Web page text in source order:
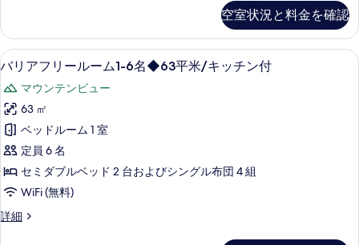
濯・
乾
燥
機
付)
の
す
べ
て
の
機
付)
の
細
ー
ム
5-
6
名
◆84
平
米/
洗
濯・
ル
ー
ム
5-
6
名
◆84
平
米/
洗
乾
燥
機
の
写
真
を
表
示
す
る
細
空室状況と料金を確認
バ
リ
ア
フ
リ
ー
ル
ム
11
バリアフリールーム1-6名◆63平米/キッチン付
マウンテンビュー
63 ㎡
ベッドルーム 1 室
定員 6 名
セミダブルベッド 2 台およびシングル布団 4 組
WiFi (無料)
詳細
バ